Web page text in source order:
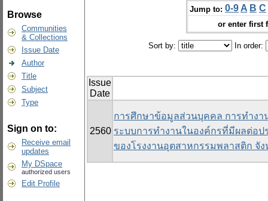
Browse
Communities
& Collections
Issue Date
Author
Title
Subject
Type
Sign on to:
Receive email
updates
My DSpace
authorized users
Edit Profile
Jump to: 0-9 A B C
or enter first
Sort by: In order:
Issue
Date
2560
การศึกษาข้อมูลส่วนบุคคล การทำงา
ระบบการทำงานในองค์กรที่มีผลต่อ
ของโรงงานอุตสาหกรรมพลาสติก จั